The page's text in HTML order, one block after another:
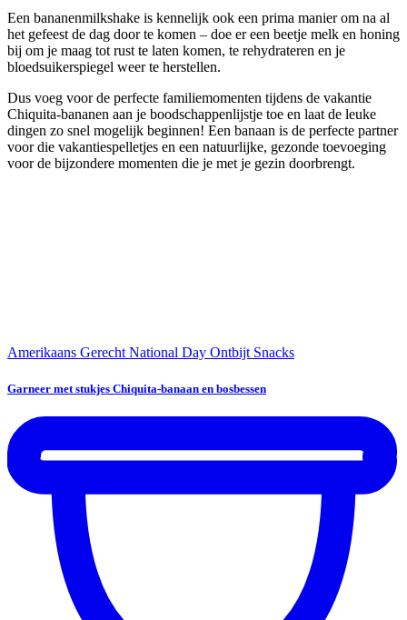
Een bananenmilkshake is kennelijk ook een prima manier om na al
het gefeest de dag door te komen – doe er een beetje melk en honing
bij om je maag tot rust te laten komen, te rehydrateren en je
bloedsuikerspiegel weer te herstellen.
Dus voeg voor de perfecte familiemomenten tijdens de vakantie
Chiquita-bananen aan je boodschappenlijstje toe en laat de leuke
dingen zo snel mogelijk beginnen! Een banaan is de perfecte partner
voor die vakantiespelletjes en een natuurlijke, gezonde toevoeging
voor de bijzondere momenten die je met je gezin doorbrengt.
Amerikaans Gerecht National Day Ontbijt Snacks
Garneer met stukjes Chiquita-banaan en bosbessen